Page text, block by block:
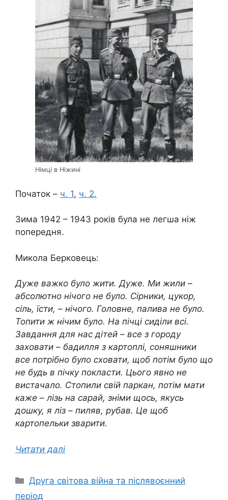
Німці в Ніжині
Початок – ч. 1, ч. 2.
Зима 1942 – 1943 років була не легша ніж
попередня.
Микола Берковець:
Дуже важко було жити. Дуже. Ми жили –
абсолютно нічого не було. Сірники, цукор,
сіль, їсти, – нічого. Головне, палива не було.
Топити ж нічим було. На пічці сиділи всі.
Завдання для нас дітей – все з городу
заховати – бадилля з картоплі, соняшники
все потрібно було сховати, щоб потім було що
не будь в пічку покласти. Цього явно не
вистачало. Стопили свій паркан, потім мати
каже – лізь на сарай, зніми щось, якусь
дошку, я ліз – пиляв, рубав. Це щоб
картопельки зварити.
Читати далі
Категорії
Друга світова війна та післявоєнний
період